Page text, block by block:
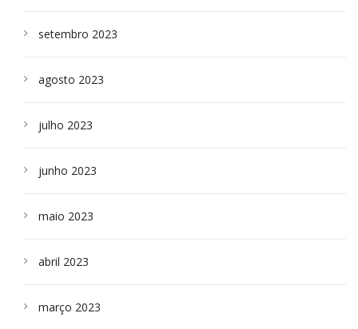
setembro 2023
agosto 2023
julho 2023
junho 2023
maio 2023
abril 2023
março 2023